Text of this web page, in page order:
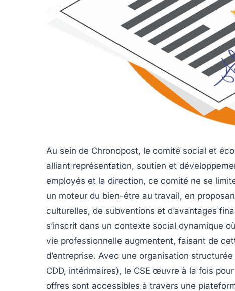
Au sein de Chronopost, le comité social et
alliant représentation, soutien et
employés et la direction, ce comité ne se
un moteur du bien-être au travail, en
culturelles, de subventions et d’avantages
s’inscrit dans un contexte social dynamique
vie professionnelle augmentent, faisant de
d’entreprise. Avec une organisation
CDD, intérimaires), le CSE œuvre à la fois
offres sont accessibles à travers une